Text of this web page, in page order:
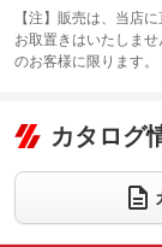
：装備なし
サンルーフ
：装備なし
リフトアップ
：装備なし
ダウンヒルアシ
パワーウィンドウ
：装備なし
カーナビ
：装備なし
TV
：装備なし
ビジュアル
：装備なし
革シート
：装備あり
【注】販売は、当店
お取置きはいたしま
のお客様に限ります。
カタログ